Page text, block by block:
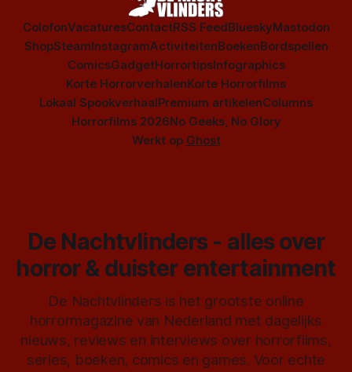
ColofonVacaturesContactRSS FeedBlueskyMastodon
ShopSteamInstagramActiviteitenBoekenBordspellen
ComicsGadgetHorrortipsInfographics
Korte HorrorverhalenKorte Horrorfilms
Lokaal SpookverhaalPremium artikelenColumns
Horrorfilms 2026No Geeks, No Glory
Werkt op Ghost
De Nachtvlinders - alles over
horror & duister entertainment
De Nachtvlinders is het grootste online
horrormagazine van Nederland met dagelijks
nieuws, reviews en interviews over horrorfilms,
series, boeken, comics en games. Voor echte